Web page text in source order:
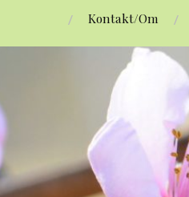
Kontakt/Om